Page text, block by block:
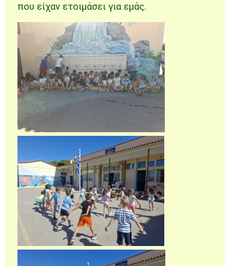
που είχαν ετοιμάσει για εμάς.